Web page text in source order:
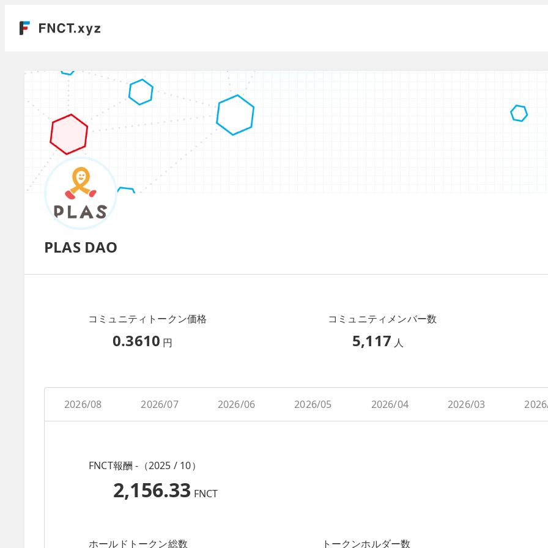
PLAS DAO
コミュニティトークン価格
0.3610 円
コミュニティメンバー数
5,117 人
2026/08 2026/07 2026/06 2026/05 2026/04 2026/03
FNCT報酬 -（2025 / 10）
2,156.33 FNCT
ホールドトークン総数 トークンホルダー数